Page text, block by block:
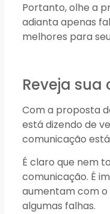
Portanto, olhe a
adianta apenas
melhores para
Reveja
Com a proposta
está dizendo de
comunicação
É claro que nem
comunicação. É
aumentam com
algumas falhas.